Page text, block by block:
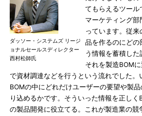
ダッソー・システムズ リージ
ョナルセールスディレクター
西村松師氏
てもらえるツール
マーケティング部
っています。従
品を作るのにどの
う情報を蓄積した
それを製造BOM
で資材調達などを行うという流れでした。
BOMの中にどれだけユーザーの要望や製
り込めるかです。そういった情報を正しく
の製品開発に役立てる。これが製造業の競